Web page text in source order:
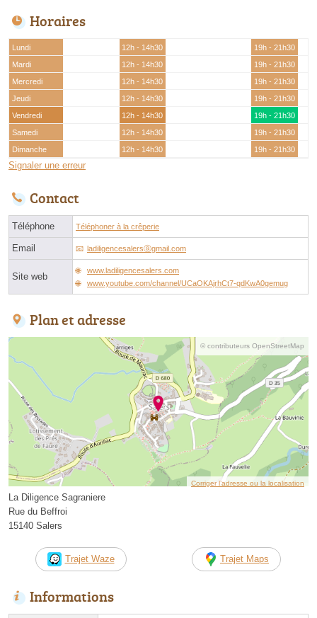
Horaires
Lundi 12h - 14h30
19h - 21h30
Mardi
12h - 14h30
19h - 21h30
Mercredi
12h - 14h30
19h - 21h30
Jeudi
12h - 14h30
19h - 21h30
Vendredi
12h - 14h30
19h - 21h30
Samedi
12h - 14h30
19h - 21h30
Dimanche
12h - 14h30 19h - 21h30
Signaler une erreur
Contact
Téléphone Téléphoner à la crêperie
Email ladiligencesalersⓐgmail.com
Site web
www.ladiligencesalers.com
www.youtube.com/channel/UCaOKAjrhCt7-qdKwA0gemug
Plan et adresse
© contributeurs OpenStreetMap
Corriger l’adresse ou la localisation
La Diligence Sagraniere
Rue du Beffroi
15140 Salers
Trajet Waze Trajet Maps
Informations